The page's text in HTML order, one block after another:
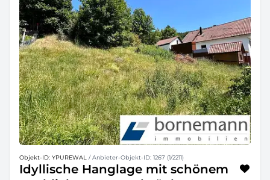
Objekt-ID: YPUREWAL / Anbieter-Objekt-ID: 1267 (1/2211)
Idyllische Hanglage mit schönem